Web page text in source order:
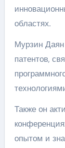
областях.
Мурзин Даян
патентов,
Также он
опытом и